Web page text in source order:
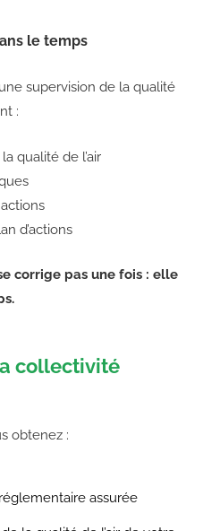
le temps
supervision de la qualité
:
qualité de l’air
d’actions
corrige pas une fois : elle
collectivité
obtenez :
assurée